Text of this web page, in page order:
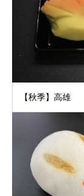
【秋季】高雄